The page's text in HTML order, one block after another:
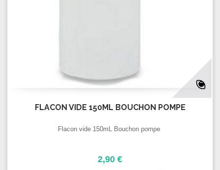
FLACON VIDE 150ML BOUCHON POMPE
Flacon vide 150mL Bouchon pompe
2,90 €